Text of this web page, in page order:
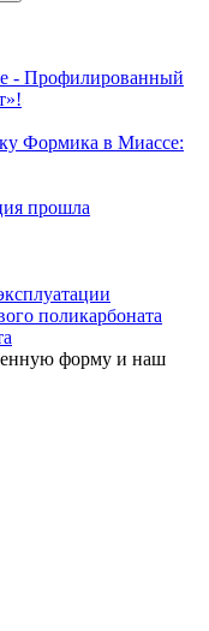
- Профилированный
Формика в Миассе:
прошла
поликарбоната
форму и наш